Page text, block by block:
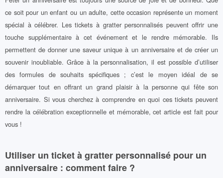
ce soit pour un enfant ou un adulte, cette occasion représente un moment
spécial à célébrer. Les tickets à gratter personnalisés peuvent offrir une
touche supplémentaire à cet événement et le rendre mémorable. Ils
permettent de donner une saveur unique à un anniversaire et de créer un
souvenir inoubliable. Grâce à la personnalisation, il est possible d’utiliser
des formules de souhaits spécifiques ; c’est le moyen idéal de se
démarquer tout en offrant un grand plaisir à la personne qui fête son
anniversaire. Si vous cherchez à comprendre en quoi ces tickets peuvent
rendre la célébration exceptionnelle et mémorable, cet article est fait pour
vous !
Utiliser un ticket à gratter personnalisé pour un
anniversaire : comment faire ?